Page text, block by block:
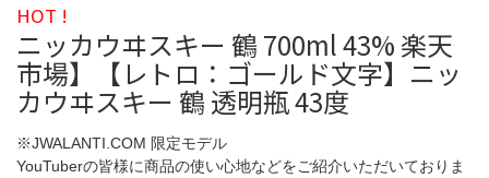
HOT !
ニッカウヰスキー 鶴 700ml 43% 楽天
市場】【レトロ：ゴールド文字】ニッ
カウヰスキー 鶴 透明瓶 43度
※JWALANTI.COM 限定モデル
YouTuberの皆様に商品の使い心地などをご紹介いただいておりま